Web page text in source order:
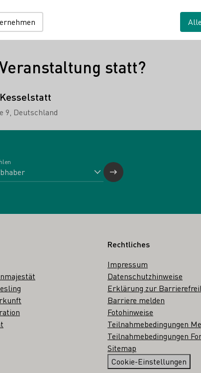
statt?
9 Deutschland
Rechtliches
Impressum
Datenschutzhinweise
Erklärung zur
Barriere melden
Fotohinweise
Teilnahmebedingungen
Teilnahmebedingungen
Sitemap
Cookie-Einstellungen